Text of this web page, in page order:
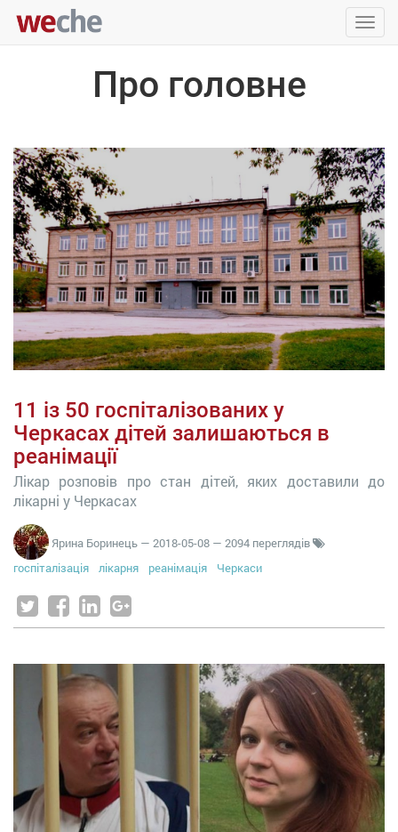
Про головне
11 із 50 госпіталізованих у
Черкасах дітей залишаються в
реанімації
Лікар розповів про стан дітей, яких доставили до
лікарні у Черкасах
Ярина Боринець — 2018-05-08 — 2094 переглядів
госпіталізація
лікарня реанімація Черкаси